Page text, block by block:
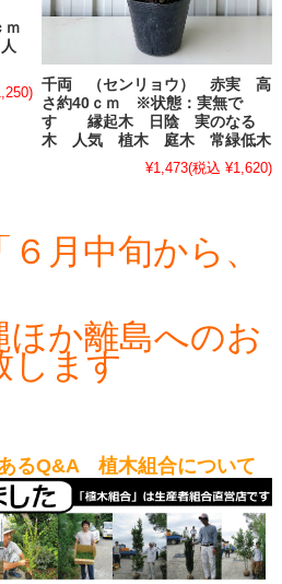
千両 （センリョウ） 赤実 高
さ約40ｃｍ ※状態：実無で
す 縁起木 日陰 実のなる
木 人気 植木 庭木 常緑低木
¥1,473(税込 ¥1,620)
月中旬から、
ほか離島へのお
します
るQ&A 植木組合について